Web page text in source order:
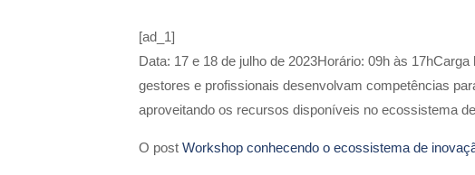
[ad_1]
Data: 17 e 18 de julho de 2023Horário: 09h às
gestores e profissionais desenvolvam competências
aproveitando os recursos disponíveis no ecossistema
O post Workshop conhecendo o ecossistema de